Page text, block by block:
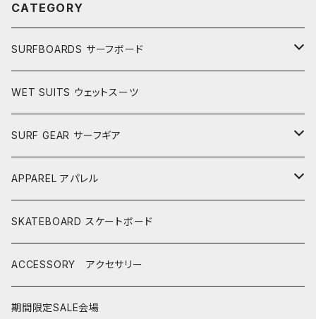
CATEGORY
SURFBOARDS サーフボード
LONGBOARDS ロングボード
AKIRA ISHIZUKA
CASH SURFBOARDS
SHORTBOARDS ショートボード
CASH SUFBOARDS
CEANO SURFBOARDS
MID LENGTH ミッドレングス
CASH SURFBOARDS
CEANO SURFBOARDS
USEDBOARDS 中古サーフボード
SOFTBOARDS ソフトボード
CATCH SURF
WET SUITS ウェットスーツ
SURF GEAR サーフギア
FIN
LEASH
DECKPAD
BOARD CASE
APPAREL アパレル
HURLEY
VISSLA
T-SHIRTS
SHOES
SKATEBOARD スケートボード
ACCESSORY アクセサリー
期間限定SALE会場